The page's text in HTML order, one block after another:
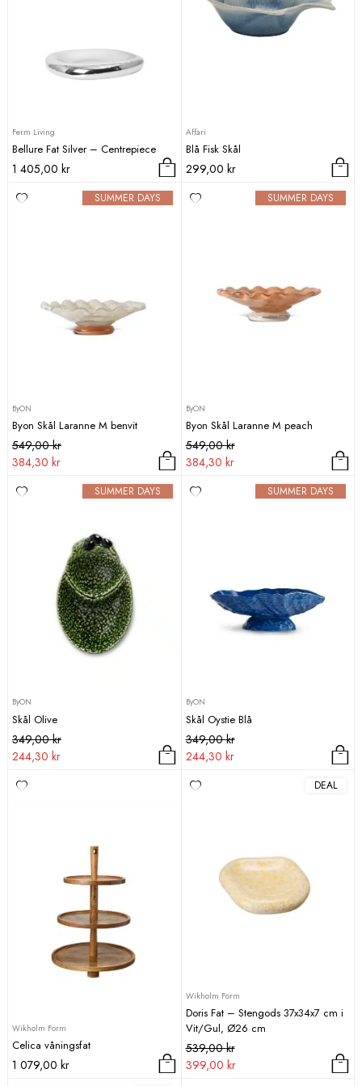
Ferm Living
Bellure Fat Silver – Centrepiece
1 405,00 kr
Affari
Blå Fisk Skål
299,00 kr
SUMMER DAYS
ByON
Byon Skål Laranne M benvit
549,00kr
Det
ursprungliga
var:
384,30 kr
Det
nuvarande
är:
SUMMER DAYS
ByON
Byon Skål Laranne M peach
549,00kr
Det
ursprungliga
var:
384,30 kr
Det
nuvarande
är:
SUMMER DAYS
ByON
Skål Olive
349,00kr
Det
ursprungliga
var:
244,30 kr
Det
nuvarande
är:
SUMMER DAYS
ByON
Skål Oystie Blå
349,00kr
Det
ursprungliga
var:
244,30 kr
Det
nuvarande
är:
Wikholm Form
Celica våningsfat
1 079,00 kr
DEAL
Wikholm Form
Doris Fat – Stengods 37x34x7 cm i
Vit/Gul, Ø26 cm
539,00kr
Det
ursprungliga
399,00 kr
Det
nuvarande